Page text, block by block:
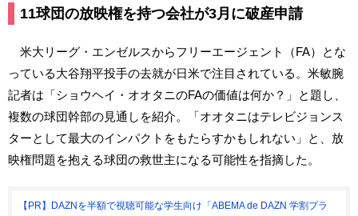
11球団の放映権を持つ会社が3月に破産申請
米大リーグ・エンゼルスからフリーエージェント（FA）とな
っている大谷翔平投手の去就が日米で注目されている。米敏腕
記者は「ショウヘイ・オオタニのFAの価値は何か？」と題し、
複数の球団幹部の見通しを紹介。「オオタニはテレビジョンス
ターとして最大のインパクトをもたらすかもしれない」と、放
映権問題を抱える球団の救世主になる可能性を指摘した。
【PR】DAZNを半額で視聴可能な学生向け「ABEMA de DAZN 学割プラ